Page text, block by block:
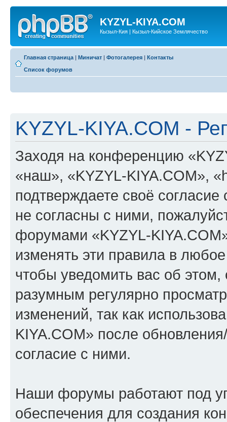
KYZYL-KIYA.COM
Кызыл-Кия | Кызыл-Кийское Землячество
Главная страница | Миничат | Фотогалерея | Контакты
Список форумов
KYZYL-KIYA.COM -
Заходя на конференцию
«наш», «KYZYL-KIYA.COM»,
подтверждаете своё
не согласны с ними,
форумами «KYZYL-
изменять эти правила в
чтобы уведомить вас об
разумным регулярно
изменений, так как
KIYA.COM» после
согласие с ними.
Наши форумы работают под
обеспечения для создания